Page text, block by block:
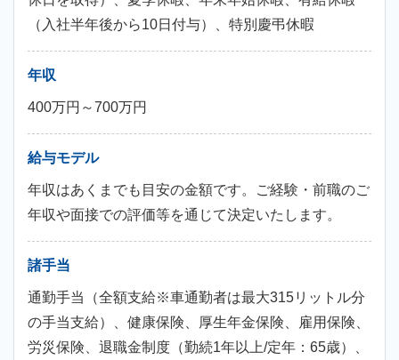
（入社半年後から10日付与）、特別慶弔休暇
年収
400万円～700万円
給与モデル
年収はあくまでも目安の金額です。ご経験・前職のご
年収や面接での評価等を通じて決定いたします。
諸手当
通勤手当（全額支給※車通勤者は最大315リットル分
の手当支給）、健康保険、厚生年金保険、雇用保険、
労災保険、退職金制度（勤続1年以上/定年：65歳）、